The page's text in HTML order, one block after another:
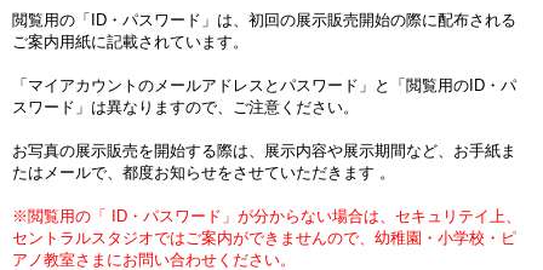
閲覧用の「ID・パスワード」は、初回の展示販売開始の際に配布される
ご案内用紙に記載されています。
「マイアカウントのメールアドレスとパスワード」と 「閲覧用のID・パ
スワード」は異なりますので、ご注意ください。
お写真の展示販売を開始する際は、展示内容や展示期間など、 お手紙ま
たはメールで、 都度お知らせをさせていただきます 。
※閲覧用の「 ID・パスワード」が分からない場合は、セキュリテイ上、
セントラルスタジオではご案内ができませんので、幼稚園・小学校・ピ
アノ教室さまにお問い合わせください。